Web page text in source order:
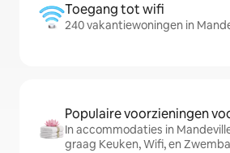
Toegang tot wifi
240 vakantiewoningen in
Populaire voorzieningen
In accommodaties in
graag Keuken, Wifi, en